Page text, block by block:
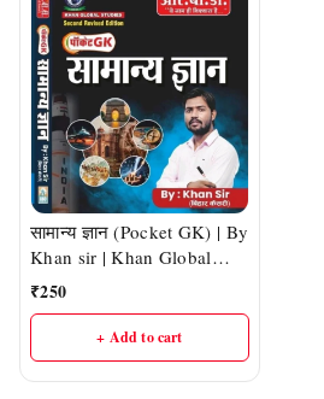
सामान्य ज्ञान (Pocket GK) | By
Khan sir | Khan Global
Studies
₹250
+ Add to cart